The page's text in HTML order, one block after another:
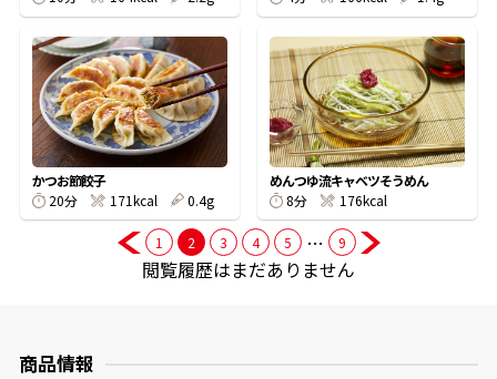
新鮮一番
氷熟®︎
だしパック
かつお節餃子
20分
171kcal 0.4g
めんつゆ流キャベツそうめん
8分
176kcal
1 2 3 4 5 … 9
閲覧履歴はまだありません
商品情報